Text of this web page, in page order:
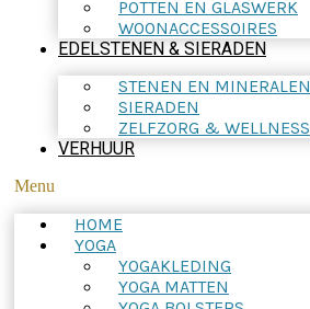
POTTEN EN GLASWERK
WOONACCESSOIRES
EDELSTENEN & SIERADEN
STENEN EN MINERALEN
SIERADEN
ZELFZORG & WELLNESS
VERHUUR
Menu
HOME
YOGA
YOGAKLEDING
YOGA MATTEN